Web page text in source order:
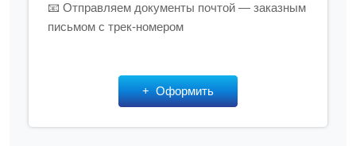
📧 Отправляем документы почтой — заказным
письмом с трек-номером
Оформить